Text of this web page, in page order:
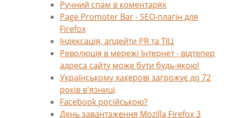
Ручний спам в коментарях
Page Promoter Bar - SEO-плагін для
Firefox
Індексація, апдейти PR та ТІЦ
Революція в мережі Інтернет - відтепер
адреса сайту може бути будь-якою!
Українському хакерові загрожує до 72
років в'язниці
Facebook російською?
День завантаження Mozilla Firefox 3